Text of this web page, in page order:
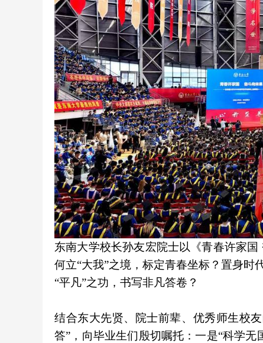
东南大学校长孙友宏院士以《青春许家
何立“大我”之境，标定青春坐标？置身时
“平凡”之功，书写非凡答卷？
结合东大先贤、院士前辈、优秀师生校
答”，向毕业生们殷切嘱托：一是“科学